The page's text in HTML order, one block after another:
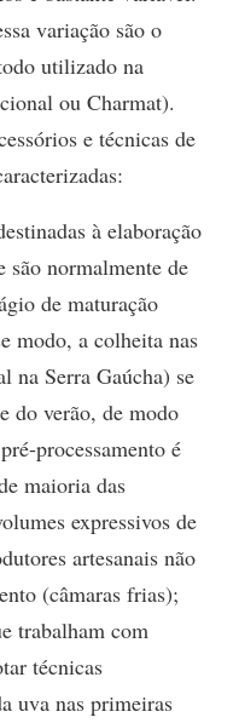
variação são o
utilizado na
ou Charmat).
e técnicas de
à elaboração
são normalmente de
de maturação
modo, a colheita nas
na Serra Gaúcha) se
do verão, de modo
processamento é
maioria das
expressivos de
artesanais não
(câmaras frias);
trabalham com
técnicas
uva nas primeiras